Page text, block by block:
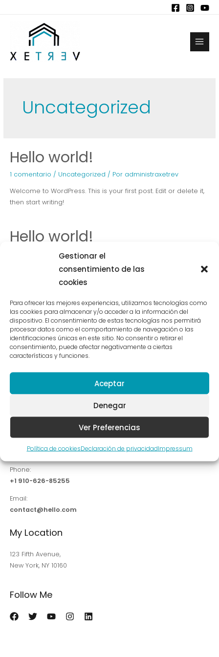
Gestionar el
consentimiento de las
cookies
Para ofrecer las mejores experiencias, utilizamos tecnologías como
las cookies para almacenar y/o acceder a la información del
dispositivo. El consentimiento de estas tecnologías nos permitirá
procesar datos como el comportamiento de navegación o las
identificaciones únicas en este sitio. No consentir o retirar el
consentimiento, puede afectar negativamente a ciertas
características y funciones.
Aceptar
Denegar
Ver Preferencias
Política de cookiesDeclaración de privacidadImpressum
Main
Uncategorized
Hello world!
1 comentario / Uncategorized / Por administraxetrev
Welcome to WordPress. This is your first post. Edit or delete it,
then start writing!
Hello world!
Uncategorized
Welcome to WordPress. This is your first post. Edit or delete it,
then start writing!
Get In Touch
You can use a few enticing words and flaunt your capabilities
that will attract future clients and encourage them to hire you
Contact Details
Kyle Mills
Phone:
+1 910-626-85255
Email:
contact@hello.com
My Location
123 Fifth Avenue,
New York, NY 10160
Follow Me